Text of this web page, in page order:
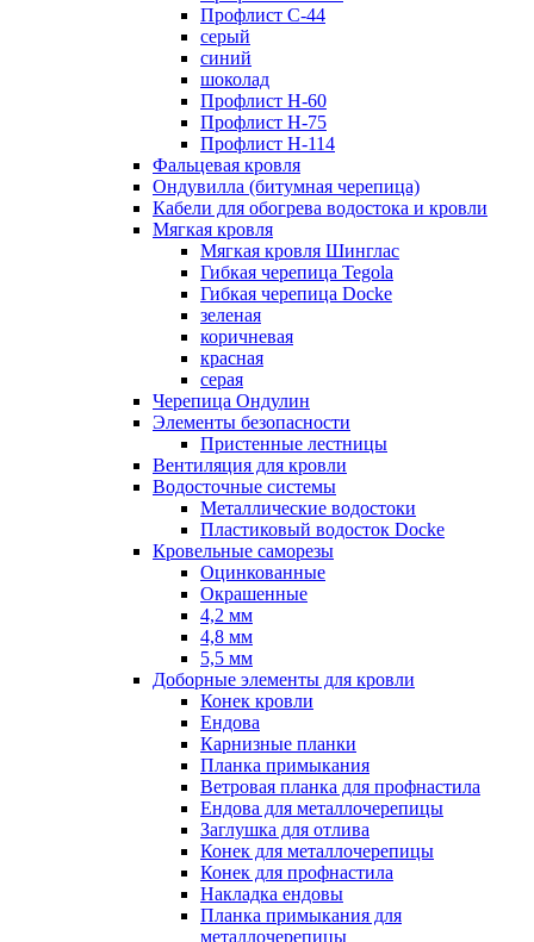
Профлист С-44
серый
синий
шоколад
Профлист Н-60
Профлист Н-75
Профлист H-114
Фальцевая кровля
Ондувилла (битумная черепица)
Кабели для обогрева водостока и кровли
Мягкая кровля
Мягкая кровля Шинглас
Гибкая черепица Tegola
Гибкая черепица Docke
зеленая
коричневая
красная
серая
Черепица Ондулин
Элементы безопасности
Пристенные лестницы
Вентиляция для кровли
Водосточные системы
Металлические водостоки
Пластиковый водосток Docke
Кровельные саморезы
Оцинкованные
Окрашенные
4,2 мм
4,8 мм
5,5 мм
Доборные элементы для кровли
Конек кровли
Ендова
Карнизные планки
Планка примыкания
Ветровая планка для профнастила
Ендова для металлочерепицы
Заглушка для отлива
Конек для металлочерепицы
Конек для профнастила
Накладка ендовы
Планка примыкания для
металлочерепицы